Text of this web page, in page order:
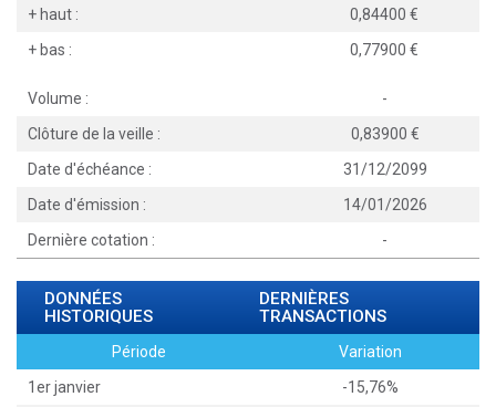
+ haut :
0,84400
+ bas :
0,77900
Volume :
-
Clôture de la veille :
0,83900
Date d'échéance :
31/12/2099
Date d'émission :
14/01/2026
Dernière cotation :
-
DONNÉES
HISTORIQUES
DERNIÈRES
TRANSACTIONS
Période
Variation
1er janvier
-15,76%